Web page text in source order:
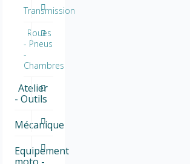
Transmission
Roues
- Pneus
-
Chambres
Atelier
- Outils
Mécanique
Equipement